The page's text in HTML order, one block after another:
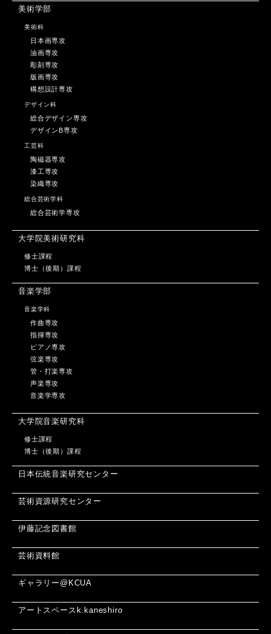
美術学部
美術科
日本画専攻
油画専攻
彫刻専攻
版画専攻
構想設計専攻
デザイン科
総合デザイン専攻
デザインB専攻
工芸科
陶磁器専攻
漆工専攻
染織専攻
総合芸術学科
総合芸術学専攻
大学院美術研究科
修士課程
博士（後期）課程
音楽学部
音楽学科
作曲専攻
指揮専攻
ピアノ専攻
弦楽専攻
管・打楽専攻
声楽専攻
音楽学専攻
大学院音楽研究科
修士課程
博士（後期）課程
日本伝統音楽研究センター
芸術資源研究センター
伊藤記念図書館
芸術資料館
ギャラリー@KCUA
アートスペースk.kaneshiro